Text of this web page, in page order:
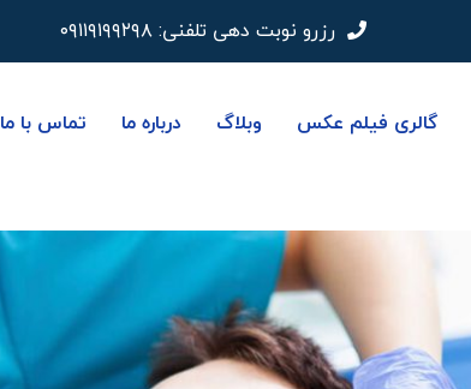
رزرو نوبت دهی تلفنی:۰۹۱۱۹۱۹۹۲۹۸
گالری فیلم عکس وبلاگ درباره ما تماس با ما